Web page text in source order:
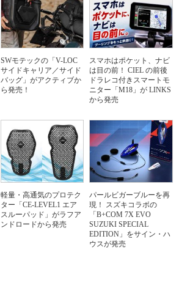
SWモテックの「V-LOC
サイドキャリア／サイド
バッグ」がアクティブか
ら発売！
スマホはポケット、ナビ
は目の前！ CIEL の前後
ドラレコ付きスマートモ
ニター「M18」が LINKS
から発売
軽量・高通気のプロテク
ター「CE-LEVEL1 エア
スルーパッド」がラフア
ンドロードから発売
パールビガーブルーを再
現！ スズキコラボの
「B+COM 7X EVO
SUZUKI SPECIAL
EDITION」をサイン・ハ
ウスが発売